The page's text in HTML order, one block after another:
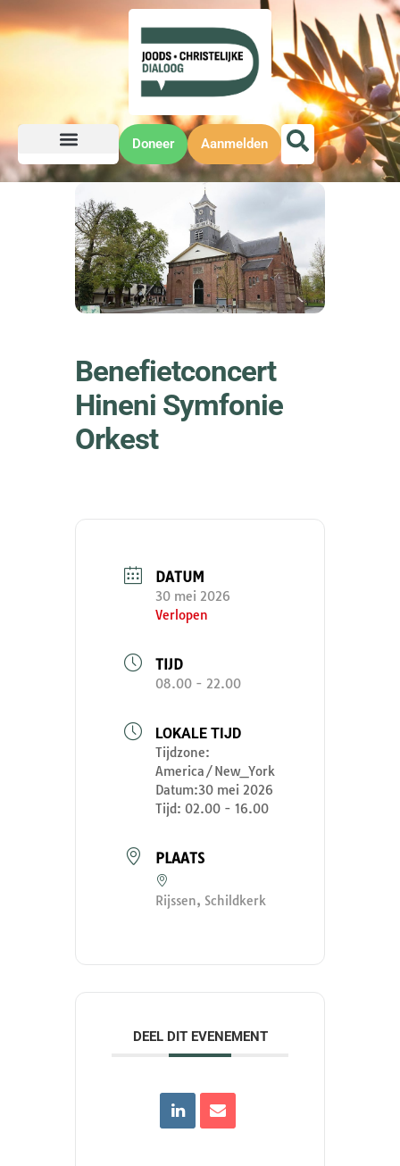
Doneer Aanmelden
Benefietconcert
Hineni Symfonie
Orkest
DATUM
30 mei 2026
Verlopen
TIJD
08.00 - 22.00
LOKALE TIJD
Tijdzone:
America/New_York
Datum:30 mei 2026
Tijd: 02.00 - 16.00
PLAATS
Rijssen, Schildkerk
DEEL DIT EVENEMENT